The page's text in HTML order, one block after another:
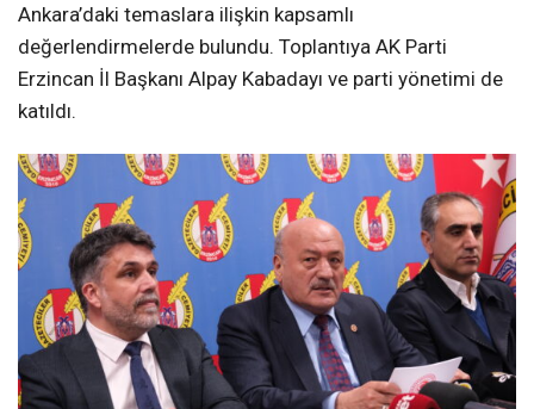
Ankara’daki temaslara ilişkin kapsamlı
değerlendirmelerde bulundu. Toplantıya AK Parti
Erzincan İl Başkanı Alpay Kabadayı ve parti yönetimi de
katıldı.